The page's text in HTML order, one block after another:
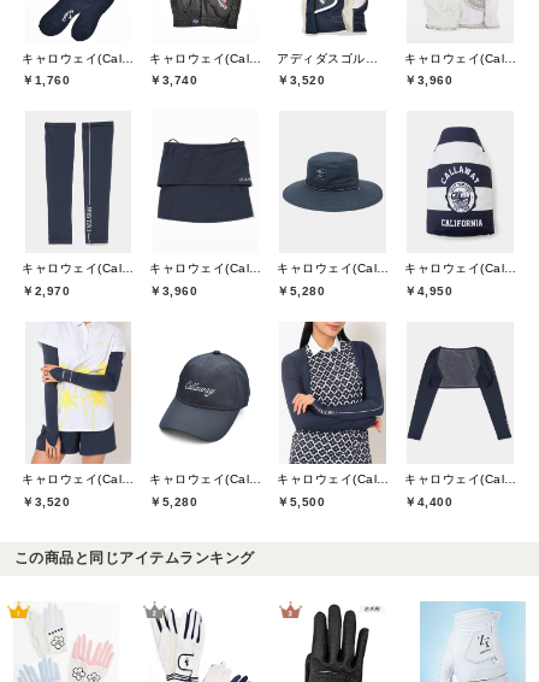
￥1,760
￥3,740
￥3,520
￥3,960
キャロウェイ(Callaway)
￥2,970
キャロウェイ(Callaway)
￥3,960
キャロウェイ(Callaway)
￥5,280
キャロウェイ(Callaway)
￥4,950
キャロウェイ(Callaway)
￥3,520
キャロウェイ(Callaway)
￥5,280
キャロウェイ(Callaway)
￥5,500
キャロウェイ(Callaway)
￥4,400
この商品と同じアイテムランキング